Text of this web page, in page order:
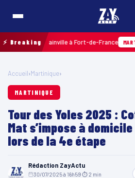
⚡ Breaking
Terres Sainville à Fort-de-France MARTINIQUE
Accueil›Martinique›
MARTINIQUE
Tour des Yoles 2025 :
Mat s’impose à
lors de la 4e étape
Rédaction ZayActu
30/07/2025 à 16h59 ⏱ 2 min